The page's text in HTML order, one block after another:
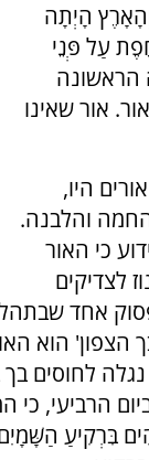
הָיְתָה
עַל פְּנֵי
הראשונה
אור שאינו
היו,
והלבנה.
כי האור
לצדיקים
אחד
הצפון' הוא
לחוסים
הרביעי, כי
בִּרְקִיעַ